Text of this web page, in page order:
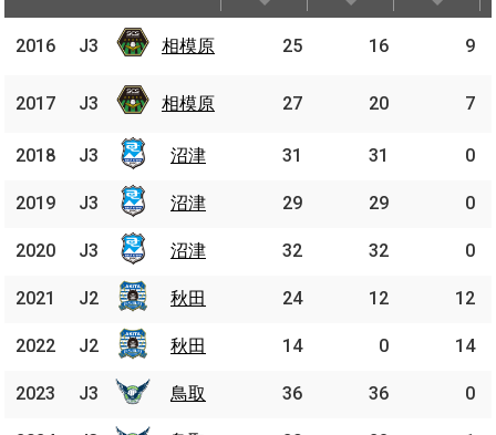
2016 J3
相模
原
25 16 9
2017 J3
相模
原
27 20 7
2018 J3 沼津 31 31 0
2019 J3 沼津 29 29 0
2020 J3 沼津 32 32 0
2021 J2 秋田 24 12 12
2022 J2 秋田 14 0 14
2023 J3 鳥取 36 36 0
2016 J3 相模原
2017 J3 相模原
2018 J3 沼津
2019 J3 沼津
2020 J3 沼津
2021 J2 秋田
2022 J2 秋田
2023 J3 鳥取